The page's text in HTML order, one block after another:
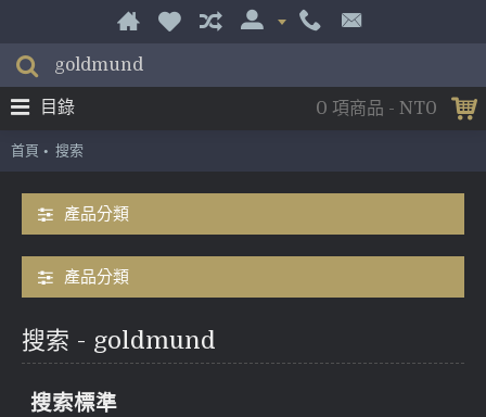
0 項商品 - NT0
目錄
首頁 搜索
產品分類
產品分類
搜索 - goldmund
搜索標準